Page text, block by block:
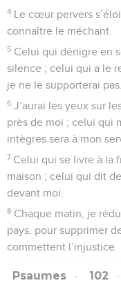
4 Le cœur pervers
connaître le méchant.
5 Celui qui dénigre en
silence ; celui qui a le
je ne le supporterai pas.
6 J’aurai les yeux sur
près de moi ; celui qui
intègres sera à mon
7 Celui qui se livre à la
maison ; celui qui dit
devant moi.
8 Chaque matin, je
pays, pour supprimer
commettent l’injustice.
Psaumes 102